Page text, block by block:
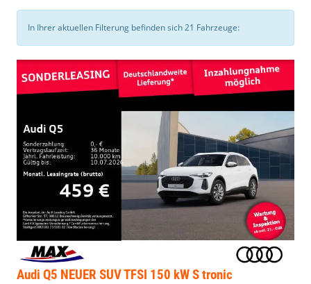
In Ihrer aktuellen Filterung befinden sich21 Fahrzeuge:
Audi Q5 NEUER SUV TFSI 150 kW S tronic